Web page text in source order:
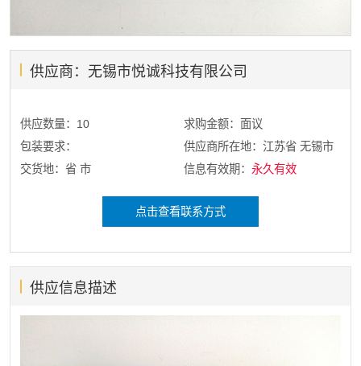
供应商：无锡市悦诚科技有限公司
供应数量：10
求购金额：面议
包装要求：
供应商所在地：江苏省 无锡市
交货地：省 市
信息有效期： 永久有效
点击查看联系方式
供应信息描述